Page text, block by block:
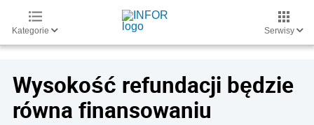
Kategorie Serwisy
Wysokość refundacji będzie
równa finansowaniu